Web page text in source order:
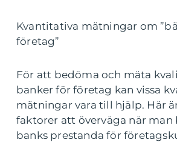
Kvantitativa mätningar om
företag”
För att bedöma och mäta
banker för företag kan vissa
mätningar vara till hjälp. Här
faktorer att överväga när man
banks prestanda för